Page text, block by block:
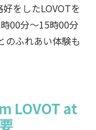
をしたLOVOTを
00分～15時00分
のふれあい体験も
LOVOT at